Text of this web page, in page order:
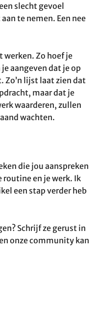
slecht gevoel
te nemen. Een nee
werken. Zo hoef je
aangeven dat je op
lijst laat zien dat
maar dat je
waarderen, zullen
wachten.
die jou aanspreken
routine en je werk. Ik
een stap verder heb
Schrijf ze gerust in
onze community kan